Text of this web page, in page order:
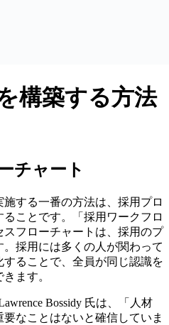
構築する方法
チャート
する一番の方法は、採用プロ
ことです。「採用ワークフロ
フローチャートは、採用のプ
採用には多くの人が関わって
ることで、全員が同じ認識を
ます。
Bossidy 氏は、「人材
なことはないと確信していま